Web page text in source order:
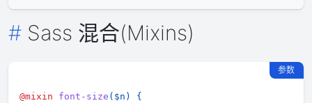
Sass 混合(Mixins)
参数
@mixin font-size ( $n )
{